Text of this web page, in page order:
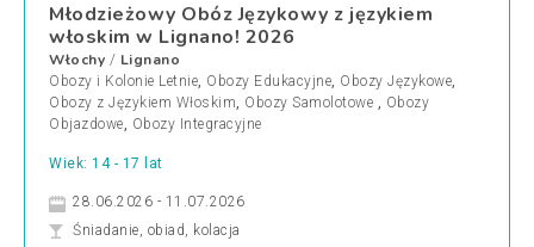
Młodzieżowy Obóz Językowy z językiem
włoskim w Lignano! 2026
Włochy / Lignano
Obozy i Kolonie Letnie, Obozy Edukacyjne, Obozy Językowe,
Obozy z Językiem Włoskim, Obozy Samolotowe , Obozy
Objazdowe, Obozy Integracyjne
Wiek: 14 - 17 lat
28.06.2026 - 11.07.2026
Śniadanie, obiad, kolacja